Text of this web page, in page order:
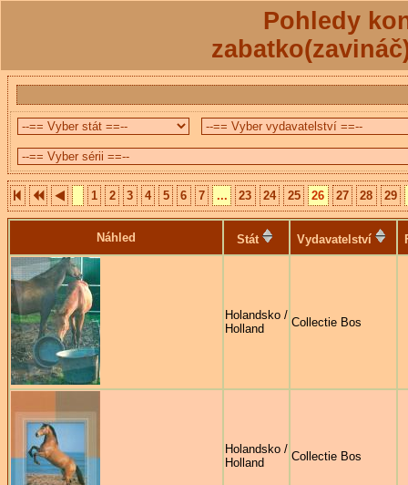
Pohledy
1 2 3 4 5 6 7 ... 23 24 25 26 27 28 29
Náhled Stát Vydavatelství
Holandsko /
Holland
Collectie Bos
Holandsko /
Holland
Collectie Bos